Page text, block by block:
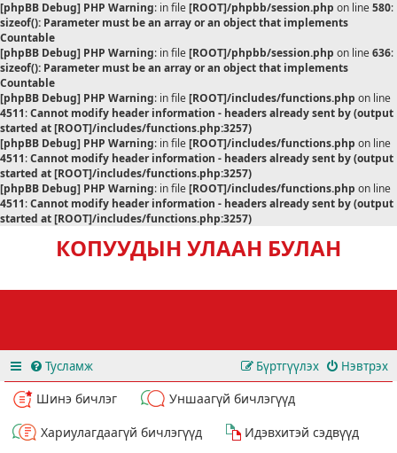
[phpBB Debug] PHP Warning: in file[ROOT]/phpbb/session.php on line580:
sizeof(): Parameter must be an array or an object that implements
Countable
[phpBB Debug] PHP Warning: in file[ROOT]/phpbb/session.php on line636:
sizeof(): Parameter must be an array or an object that implements
Countable
[phpBB Debug] PHP Warning: in file[ROOT]/includes/functions.php on line
4511:Cannot modify header information - headers already sent by (output
started at [ROOT]/includes/functions.php:3257)
[phpBB Debug] PHP Warning: in file[ROOT]/includes/functions.php on line
4511:Cannot modify header information - headers already sent by (output
started at [ROOT]/includes/functions.php:3257)
[phpBB Debug] PHP Warning: in file[ROOT]/includes/functions.php on line
4511:Cannot modify header information - headers already sent by (output
started at [ROOT]/includes/functions.php:3257)
КОПУУДЫН УЛААН БУЛАН
Тусламж Нэвтрэх
Бүртгүүлэх
Шинэ бичлэг
Уншаагүй бичлэгүүд
Хариулагдаагүй бичлэгүүд
Идэвхитэй сэдвүүд